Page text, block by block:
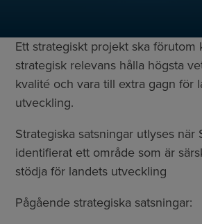
Ett strategiskt projekt ska förutom
strategisk relevans hålla högsta
kvalité och vara till extra gagn för
utveckling.
Strategiska satsningar utlyses när
identifierat ett område som är
stödja för landets utveckling
Pågående strategiska satsningar: